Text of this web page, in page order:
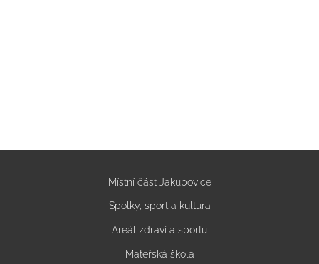
Místní část Jakubovice
Spolky, sport a kultura
Areál zdraví a sportu
Mateřská škola